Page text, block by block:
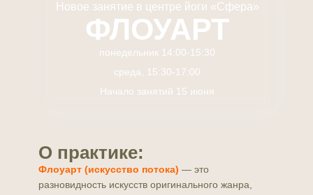
Новое занятие в центре йоги «Сфера»
ФЛОУАРТ
понедельник 14:00-15:30
среда, 15:30-17:00
Начало занятий 15 июня
О практике:
Флоуарт (искусство потока) — это
разновидность искусств оригинального жанра,